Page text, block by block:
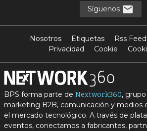
Síguenos
Nosotros Etiquetas Rss Feed
Privacidad
Cookie
BPS forma parte de Nextwork360,
marketing B2B, comunicación y medios
el mercado tecnológico. A través de
eventos, conectamos a fabricantes,